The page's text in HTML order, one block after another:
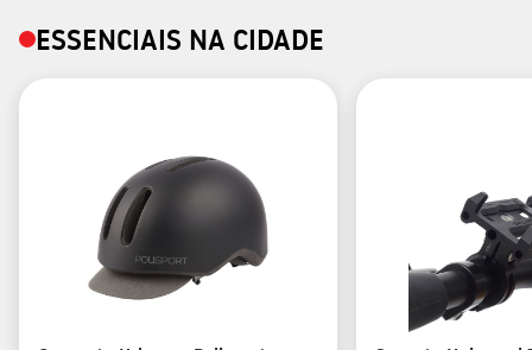
ESSENCIAIS NA CIDADE